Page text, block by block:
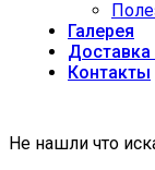
Галерея
Доставка
Контакты
Не нашли что